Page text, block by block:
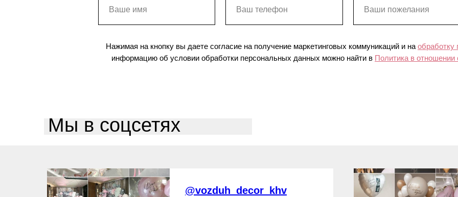
Нажимая на кнопку вы даете согласие на получение маркетинговых коммуникаций и на обработку
информацию об условии обработки персональных данных можно найти в Политика в
Мы в соцсетях
@vozduh_decor_khv